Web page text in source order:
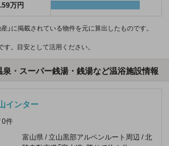
万円
」に掲載されている物件を元に算出したものです。
。目安として活用ください。
・スーパー銭湯・銭湯など温浴施設情報
インター
0件
富山県 / 立山黒部アルペンルート周辺 / 北